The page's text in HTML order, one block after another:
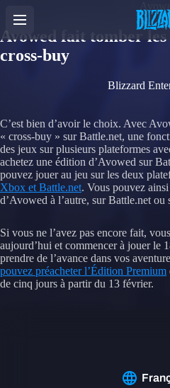
Avowed fait tomber
cross-buy
Blizzard
C’est bien d’avoir le choix. Avec
« cross-buy » sur Battle.net, une
des jeux sur plusieurs plateformes
achetez une édition d’Avowed sur
pouvez jouer au jeu sur les deux
Xbox et Battle.net. Vous pouvez
d’Avowed à l’autre, sur Battle.net ou
Si vous ne l’avez pas encore fait,
aujourd’hui et commencer à jouer le
prendre de l’avance dans vos
pouvez préacheter l’Édition Premium
de cinq jours à partir du 13 février.